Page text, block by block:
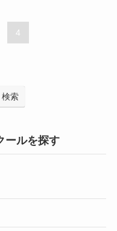
4
検索
ールを探す